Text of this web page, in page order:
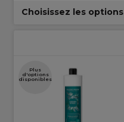
Choisissez les options
Plus
d'options
disponibles